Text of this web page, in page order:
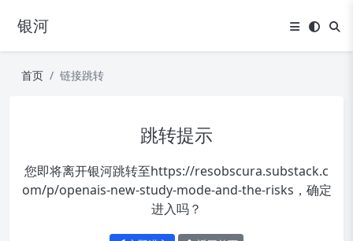
银河
首页 链接跳转
跳转提示
您即将离开银河跳转至https://resobscura.substack.c
om/p/openais-new-study-mode-and-the-risks ，确定
进入吗？